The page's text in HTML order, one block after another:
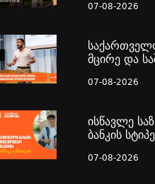
07-08-2026
მცირე და
07-08-2026
ისწავლე
ბანკის
07-08-2026